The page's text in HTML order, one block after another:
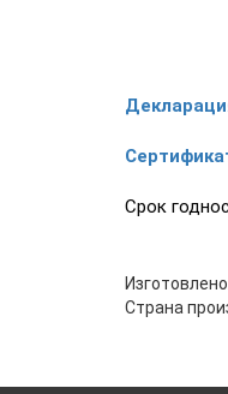
Срок
Страна